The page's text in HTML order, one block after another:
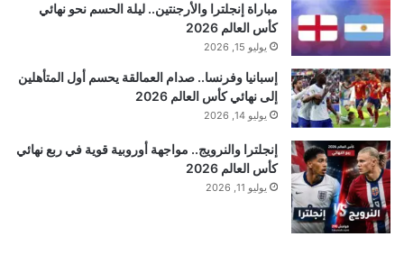
مباراة إنجلترا والأرجنتين.. ليلة الحسم نحو نهائي
كأس العالم 2026
يوليو 15, 2026
إسبانيا وفرنسا.. صدام العمالقة يحسم أول المتأهلين
إلى نهائي كأس العالم 2026
يوليو 14, 2026
إنجلترا والنرويج.. مواجهة أوروبية قوية في ربع نهائي
كأس العالم 2026
يوليو 11, 2026